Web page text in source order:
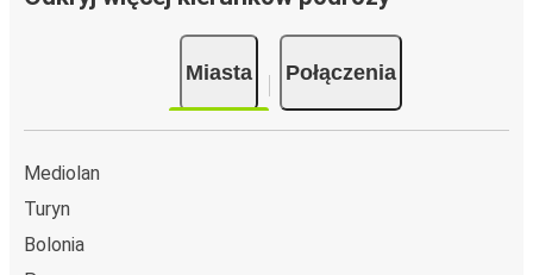
Miasta Połączenia
Mediolan
Turyn
Bolonia